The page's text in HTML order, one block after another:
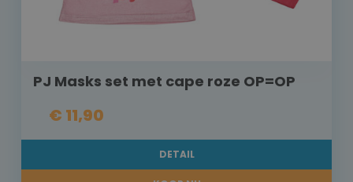
PJ Masks set met cape roze OP=OP
€ 11,90
DETAIL